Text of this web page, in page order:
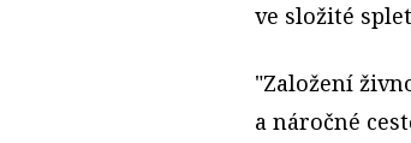
ve složité
"Založení
a náročné